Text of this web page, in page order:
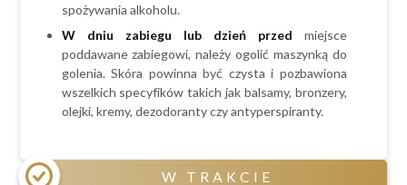
spożywania alkoholu.
W dniu zabiegu lub dzień przed miejsce
poddawane zabiegowi, należy ogolić maszynką do
golenia. Skóra powinna być czysta i pozbawiona
wszelkich specyfików takich jak balsamy, bronzery,
olejki, kremy, dezodoranty czy antyperspiranty.
W TRAKCIE